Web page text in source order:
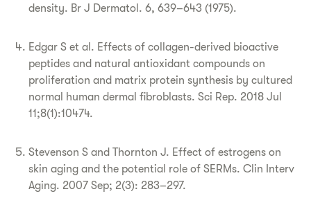
density. Br J Dermatol. 6, 639–643 (1975).
Edgar S et al. Effects of collagen-derived bioactive
peptides and natural antioxidant compounds on
proliferation and matrix protein synthesis by cultured
normal human dermal fibroblasts. Sci Rep. 2018 Jul
11;8(1):10474.
Stevenson S and Thornton J. Effect of estrogens on
skin aging and the potential role of SERMs. Clin Interv
Aging. 2007 Sep; 2(3): 283–297.